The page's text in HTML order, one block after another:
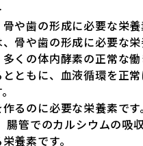
や歯の形成に必要な栄養
骨や歯の形成に必要な栄
くの体内酵素の正常な
ともに、血液循環を正
るのに必要な栄養素です。
管でのカルシウムの吸収
養素です。